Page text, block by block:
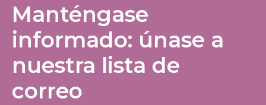
Manténgase
informado: únase a
nuestra lista de
correo